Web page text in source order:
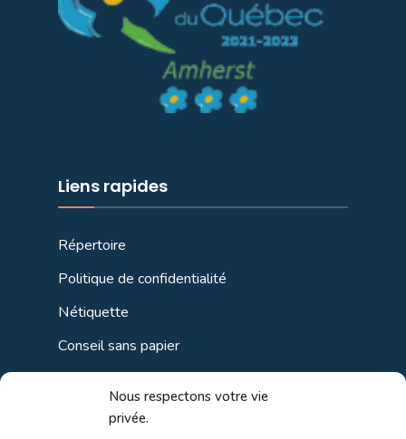
Nous respectons votre vie
privée.
Liens rapides
Répertoire
Politique de confidentialité
Nétiquette
Conseil sans papier